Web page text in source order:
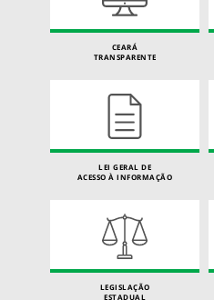
CEARÁ
TRANSPARENTE
LEI GERAL DE
ACESSO À INFORMAÇÃO
LEGISLAÇÃO
ESTADUAL